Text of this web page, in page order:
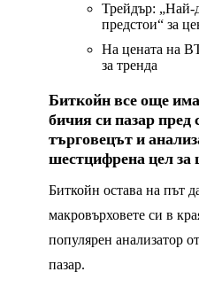
Трейдър: „Най-
предстои“ за
На цената на
за тренда
Биткойн все още
бичия си пазар пред
търговецът и
шестцифрена цел за
Биткойн остава на път
макровърховете си в
популярен анализатор
пазар.